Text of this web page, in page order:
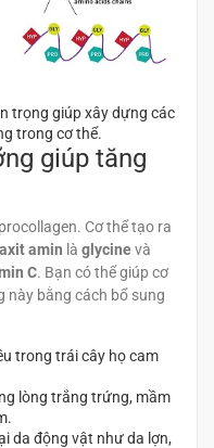
trọng giúp xây dựng các
trong cơ thể.
giúp tăng
Cơ thể tạo ra
axit amin là glycinevà
C. Bạn có thể giúp cơ
này bằng cách bổ sung
trong trái cây họ cam
lòng trắng trứng, mầm
da động vật như da lợn,